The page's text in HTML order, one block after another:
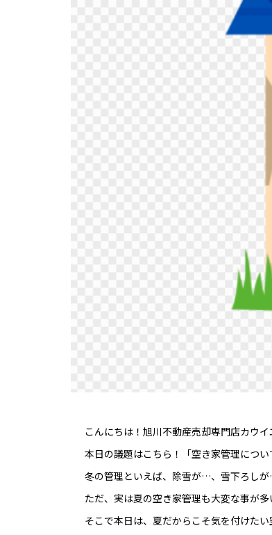
こんにちは！旭川不動産売却専門店カウ
本日の議題はこちら！「空き家管理につ
冬の管理といえば、除雪が…、雪下ろし
ただ、実は夏の空き家管理も大変な事が多
そこで本日は、夏だからこそ気を付けた